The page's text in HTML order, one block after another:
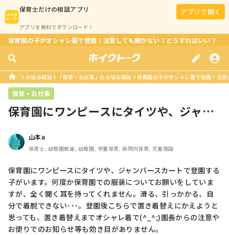
保育士だけの相談アプリ
アプリを無料でダウンロード！
アプリで開く
保育園の子がオシャレ着で登園！注意しても聞かない！どうすればいい？
お悩み相談 「保育・お仕事」のお悩み相談 保育園の子がオシャレ着で登園！注
保育・お仕事
保育園にワンピースにタイツや、ジャン
山本a
保育士, 幼稚園教諭, 幼稚園, 学童保育, 病院内保育, 児童施設
保育園にワンピースにタイツや、ジャンバースカートで登園する
子がいます。何度か保育園での服装についてお願いをしていま
すが、全く聞く耳を持ってくれません。滑る、引っかかる、自
分で着脱できない･･･。登園後こちらで置き着替えにかえようと
思っても、置き着替えまでオシャレ着で(^_^;)園長からの注意や
お便りでのお知らせ等も効き目がありません。